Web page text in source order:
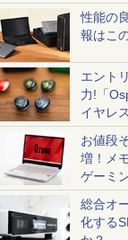
性能の
報はこ
エント
力!「
イヤレ
一気に
お値段
増！メ
ゲーミ
総合オ
化する